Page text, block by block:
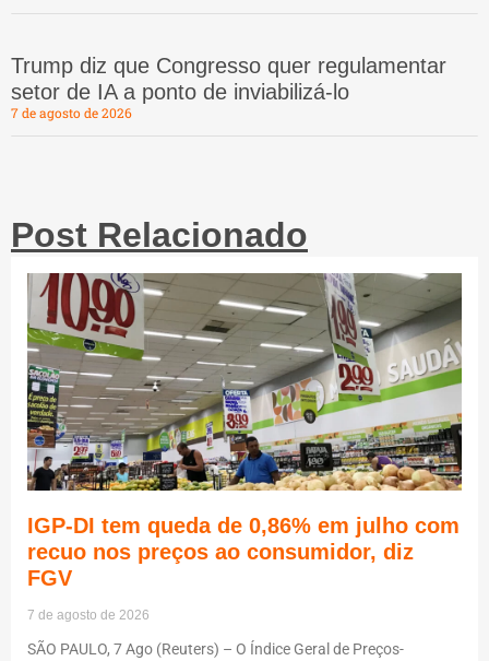
Trump diz que Congresso quer regulamentar
setor de IA a ponto de inviabilizá-lo
7 de agosto de 2026
Post Relacionado
IGP-DI tem queda de 0,86% em julho com
recuo nos preços ao consumidor, diz
FGV
7 de agosto de 2026
SÃO PAULO, 7 Ago (Reuters) – O Índice Geral de Preços-